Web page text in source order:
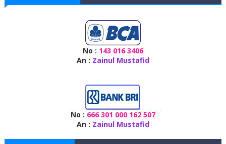
No : 143 016 3406
An : Zainul Mustafid
No : 666 301 000 162 507
An : Zainul Mustafid